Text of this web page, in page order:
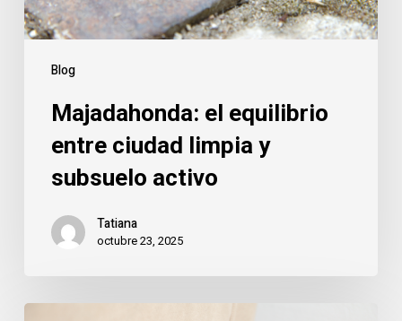
Blog
activo
Majadahonda: el equilibrio
entre ciudad limpia y
subsuelo activo
Tatiana
octubre 23, 2025